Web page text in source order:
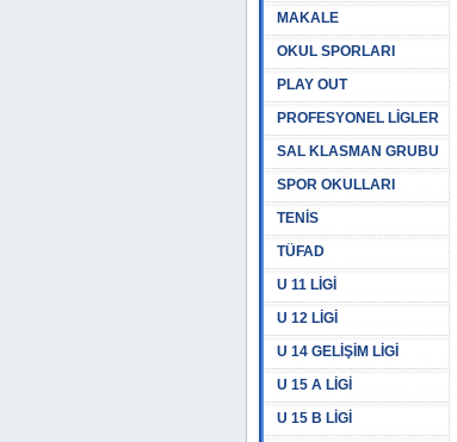
MAKALE
OKUL SPORLARI
PLAY OUT
PROFESYONEL LİGLER
SAL KLASMAN GRUBU
SPOR OKULLARI
TENİS
TÜFAD
U 11 LİGİ
U 12 LİGİ
U 14 GELİŞİM LİGİ
U 15 A LİGİ
U 15 B LİGİ